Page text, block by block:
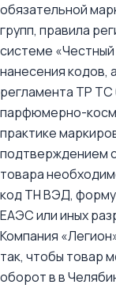
обязательной
групп, правила
системе
нанесения кодов,
регламента ТР ТС
парфюмерно-
практике
подтверждением
товара
код ТН ВЭД, форму
ЕАЭС или иных
Компания
так, чтобы товар
оборот в в